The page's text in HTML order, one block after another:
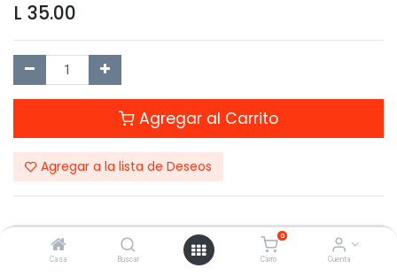
Casa Buscar
0
Carro Cuenta
L 35.00
Agregar al Carrito
Agregar a la lista de Deseos
Compartir este Producto: